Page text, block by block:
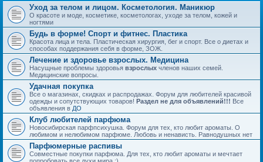
Уход за телом и лицом. Косметология. Маникюр
О красоте и моде, косметике, косметологах, уходе за телом, кожей и
ногтями
Будь в форме! Спорт и фитнес. Пластика
Красота лица и тела. Пластическая хирургия, бег и спорт. Все о диетах и
способах поддержания себя в форме, ЗОЖ.
Лечение и здоровье взрослых. Медицина
Насущные проблемы здоровья взрослых членов наших семей.
Медицинские вопросы.
Удачная покупка
Все о магазинах, скидках и распродажах. Форум для любителей красивой
одежды и сопутствующих товаров! Раздел не для объявлений!!! Все
объявления в ДО
Клуб любителей парфюма
Новосибирская парфпсихушка. Форум для тех, кто любит ароматы. О
любимом и нелюбимом парфюме. Любовь и ненависть. Равнодушных нет
Парфюмерные распивы
Совместные покупки парфюма. Для тех, кто любит ароматы и мечтает